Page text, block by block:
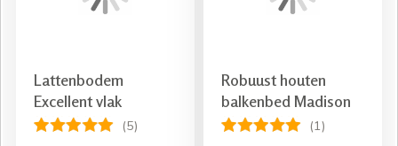
Lattenbodem
Excellent vlak
(5)
Robuust houten
balkenbed Madison
(1)